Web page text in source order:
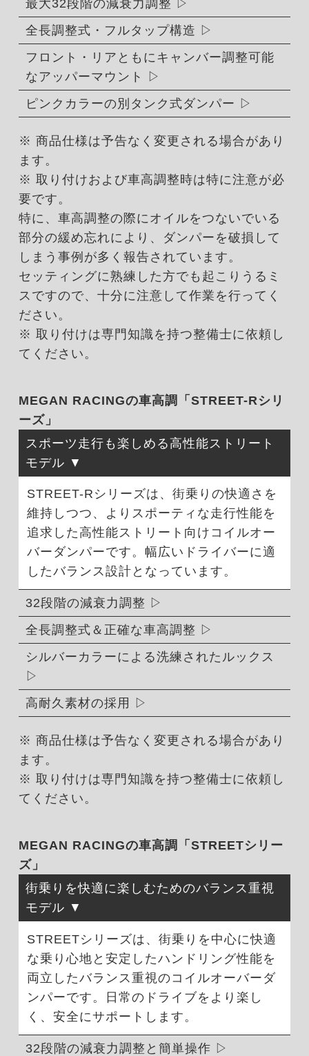
最大32段階の減衰力調整
全長調整式・フルタップ構造
フロント・リアともにキャンバー調整可能
なアッパーマウント
ピンクカラーの別タンク式ダンパー
※ 商品仕様は予告なく変更される場合があり
ます。
※ 取り付けおよび車高調整時は特に注意が必
要です。
特に、車高調整の際にオイルをつないでいる
部分の緩め忘れにより、ダンパーを破損して
しまう事例が多く報告されています。
セッティングに熟練した方でも起こりうるミ
スですので、十分に注意して作業を行ってく
ださい。
※ 取り付けは専門知識を持つ整備士に依頼し
てください。
MEGAN RACINGの車高調「STREET-Rシリ
ーズ」
スポーツ走行も楽しめる高性能ストリート
モデル
STREET-Rシリーズは、街乗りの快適さを
維持しつつ、よりスポーティな走行性能を
追求した高性能ストリート向けコイルオー
バーダンパーです。幅広いドライバーに適
したバランス設計となっています。
32段階の減衰力調整
全長調整式＆正確な車高調整
シルバーカラーによる洗練されたルックス
高耐久素材の採用
※ 商品仕様は予告なく変更される場合があり
ます。
※ 取り付けは専門知識を持つ整備士に依頼し
てください。
MEGAN RACINGの車高調「STREETシリー
ズ」
街乗りを快適に楽しむためのバランス重視
モデル
STREETシリーズは、街乗りを中心に快適
な乗り心地と安定したハンドリング性能を
両立したバランス重視のコイルオーバーダ
ンパーです。日常のドライブをより楽し
く、安全にサポートします。
32段階の減衰力調整と簡単操作